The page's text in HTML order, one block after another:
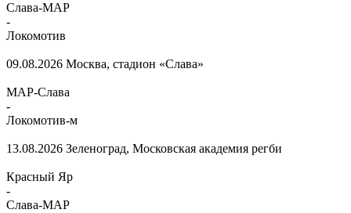
Слава-МАР
-
Локомотив
09.08.2026 Москва, стадион «Слава»
МАР-Слава
-
Локомотив-м
13.08.2026 Зеленоград, Московская академия регби
Красный Яр
-
Слава-МАР